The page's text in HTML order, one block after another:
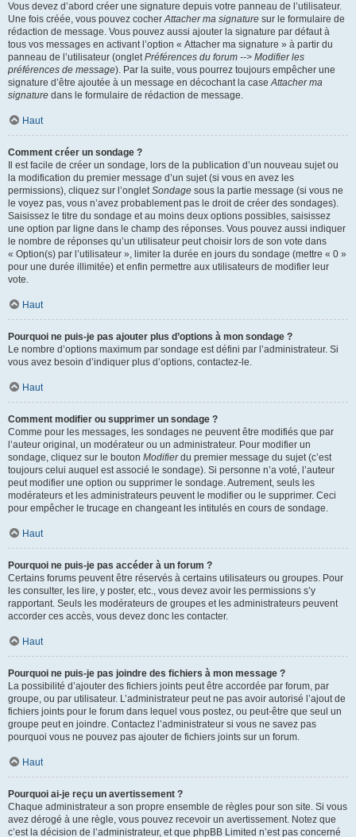
Vous devez d’abord créer une signature depuis votre panneau de l’utilisateur.
Une fois créée, vous pouvez cocherAttacher ma signature sur le formulaire de
rédaction de message. Vous pouvez aussi ajouter la signature par défaut à
tous vos messages en activant l’option « Attacher ma signature » à partir du
panneau de l’utilisateur (ongletPréférences du forum --> Modifier les
préférences de message). Par la suite, vous pourrez toujours empêcher une
signature d’être ajoutée à un message en décochant la caseAttacher ma
signature dans le formulaire de rédaction de message.
Haut
Comment créer un sondage ?
Il est facile de créer un sondage, lors de la publication d’un nouveau sujet ou
la modification du premier message d’un sujet (si vous en avez les
permissions), cliquez sur l’ongletSondage sous la partie message (si vous ne
le voyez pas, vous n’avez probablement pas le droit de créer des sondages).
Saisissez le titre du sondage et au moins deux options possibles, saisissez
une option par ligne dans le champ des réponses. Vous pouvez aussi indiquer
le nombre de réponses qu’un utilisateur peut choisir lors de son vote dans
« Option(s) par l’utilisateur », limiter la durée en jours du sondage (mettre « 0 »
pour une durée illimitée) et enfin permettre aux utilisateurs de modifier leur
vote.
Haut
Pourquoi ne puis-je pas ajouter plus d’options à mon sondage ?
Le nombre d’options maximum par sondage est défini par l’administrateur. Si
vous avez besoin d’indiquer plus d’options, contactez-le.
Haut
Comment modifier ou supprimer un sondage ?
Comme pour les messages, les sondages ne peuvent être modifiés que par
l’auteur original, un modérateur ou un administrateur. Pour modifier un
sondage, cliquez sur le bouton Modifierdu premier message du sujet (c’est
toujours celui auquel est associé le sondage). Si personne n’a voté, l’auteur
peut modifier une option ou supprimer le sondage. Autrement, seuls les
modérateurs et les administrateurs peuvent le modifier ou le supprimer. Ceci
pour empêcher le trucage en changeant les intitulés en cours de sondage.
Haut
Pourquoi ne puis-je pas accéder à un forum ?
Certains forums peuvent être réservés à certains utilisateurs ou groupes. Pour
les consulter, les lire, y poster, etc., vous devez avoir les permissions s’y
rapportant. Seuls les modérateurs de groupes et les administrateurs peuvent
accorder ces accès, vous devez donc les contacter.
Haut
Pourquoi ne puis-je pas joindre des fichiers à mon message ?
La possibilité d’ajouter des fichiers joints peut être accordée par forum, par
groupe, ou par utilisateur. L’administrateur peut ne pas avoir autorisé l’ajout de
fichiers joints pour le forum dans lequel vous postez, ou peut-être que seul un
groupe peut en joindre. Contactez l’administrateur si vous ne savez pas
pourquoi vous ne pouvez pas ajouter de fichiers joints sur un forum.
Haut
Pourquoi ai-je reçu un avertissement ?
Chaque administrateur a son propre ensemble de règles pour son site. Si vous
avez dérogé à une règle, vous pouvez recevoir un avertissement. Notez que
c’est la décision de l’administrateur, et que phpBB Limited n’est pas concerné